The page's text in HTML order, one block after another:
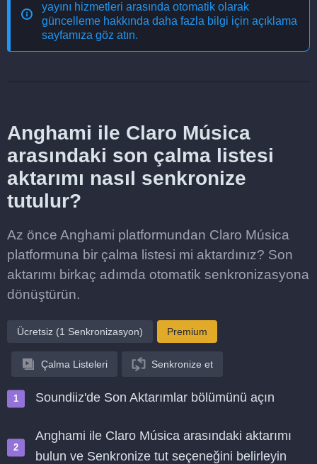
yayını hizmetleri arasında otomatik olarak
güncelleme hakkında daha fazla bilgi için açıklama
sayfamıza göz atın.
Anghami ile Claro Música
arasındaki son çalma listesi
aktarımı nasıl senkronize
tutulur?
Az önce Anghami platformundan Claro Música
platformuna bir çalma listesi mi aktardınız? Son
aktarımı birkaç adımda otomatik senkronizasyona
dönüştürün.
Ücretsiz (1 Senkronizasyon) Premium
Çalma Listeleri Senkronize et
Soundiiz'de Son Aktarımlar bölümünü açın
Anghami ile Claro Música arasındaki aktarımı
bulun ve Senkronize tut seçeneğini belirleyin